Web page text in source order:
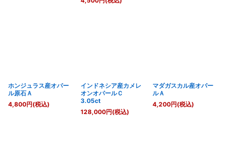
ホンジュラス産オパー
ル原石Ａ
4,800円(税込)
インドネシア産カメレ
オンオパールＣ
3.05ct
128,000円(税込)
マダガスカル産オパー
ルＡ
4,200円(税込)